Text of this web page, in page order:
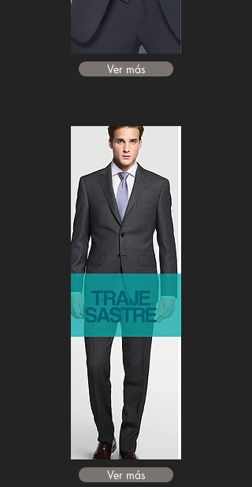
Ver más
Ver más